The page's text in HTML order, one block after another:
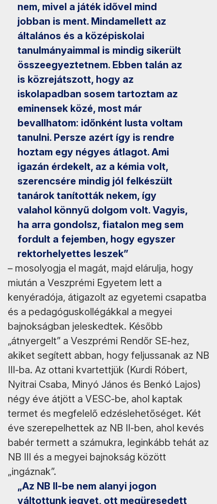
nem, mivel a játék idővel mind
jobban is ment. Mindamellett az
általános és a középiskolai
tanulmányaimmal is mindig sikerült
összeegyeztetnem. Ebben talán az
is közrejátszott, hogy az
iskolapadban sosem tartoztam az
eminensek közé, most már
bevallhatom: időnként lusta voltam
tanulni. Persze azért így is rendre
hoztam egy négyes átlagot. Ami
igazán érdekelt, az a kémia volt,
szerencsére mindig jól felkészült
tanárok tanították nekem, így
valahol könnyű dolgom volt. Vagyis,
ha arra gondolsz, fiatalon meg sem
fordult a fejemben, hogy egyszer
rektorhelyettes leszek”
– mosolyogja el magát, majd elárulja, hogy
miután a Veszprémi Egyetem lett a
kenyéradója, átigazolt az egyetemi csapatba
és a pedagóguskollégákkal a megyei
bajnokságban jeleskedtek. Később
„átnyergelt” a Veszprémi Rendőr SE-hez,
akiket segített abban, hogy feljussanak az NB
III-ba. Az ottani kvartettjük (Kurdi Róbert,
Nyitrai Csaba, Minyó János és Benkó Lajos)
négy éve átjött a VESC-be, ahol kaptak
termet és megfelelő edzéslehetőséget. Két
éve szerepelhettek az NB II-ben, ahol kevés
babér termett a számukra, leginkább tehát az
NB III és a megyei bajnokság között
„ingáznak”.
„Az NB II-be nem alanyi jogon
váltottunk jegyet, ott megüresedett